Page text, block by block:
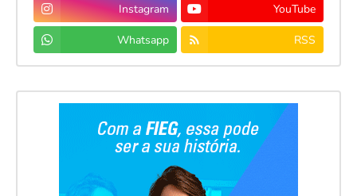
Instagram YouTube
Whatsapp RSS